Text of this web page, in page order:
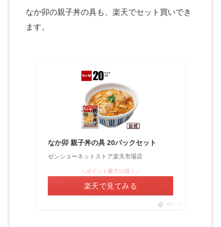
なか卯の親子丼の具も、楽天でセット買いでき
ます。
なか卯 親子丼の具 20パックセット
ゼンショーネットストア楽天市場店
＼ポイント最大11倍！／
楽天で見てみる
ポチップ